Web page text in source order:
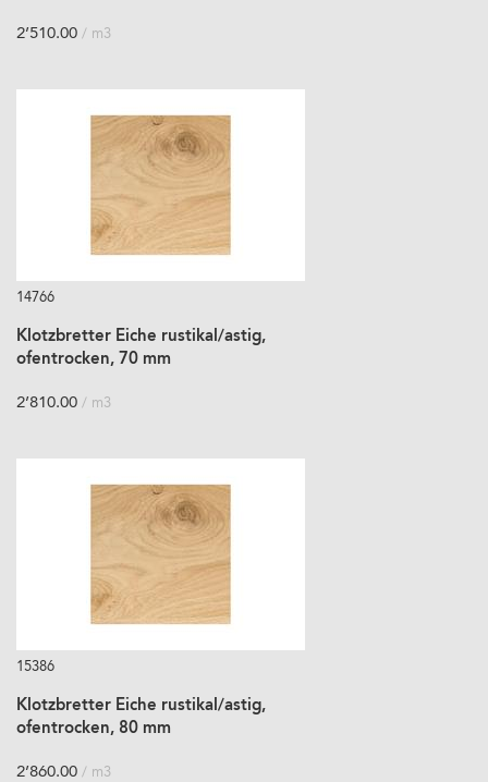
2’510.00 / m3
14766
Klotzbretter Eiche rustikal/astig,
ofentrocken, 70 mm
2’810.00 / m3
15386
Klotzbretter Eiche rustikal/astig,
ofentrocken, 80 mm
2’860.00 / m3